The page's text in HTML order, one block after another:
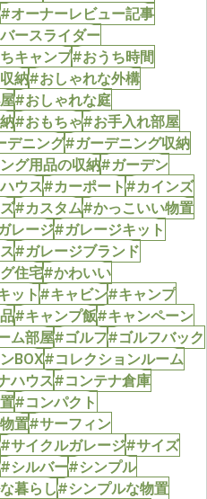
#オーナーレビュー記事
ースライダー
キャンプ#おうち時間
納#おしゃれな外構
#おしゃれな庭
#おもちゃ#お手入れ部屋
デニング#ガーデニング収納
グ用品の収納#ガーデン
ウス#カーポート#カインズ
#カスタム#かっこいい物置
レージ#ガレージキット
#ガレージブランド
住宅#かわいい
ット#キャビン#キャンプ
#キャンプ飯#キャンペーン
ム部屋#ゴルフ#ゴルフバック
BOX#コレクションルーム
ハウス#コンテナ倉庫
#コンパクト
置#サーフィン
#サイクルガレージ#サイズ
#シルバー#シンプル
暮らし#シンプルな物置